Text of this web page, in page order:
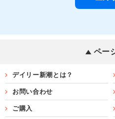
ペー
デイリー新潮とは？
お問い合わせ
ご購入